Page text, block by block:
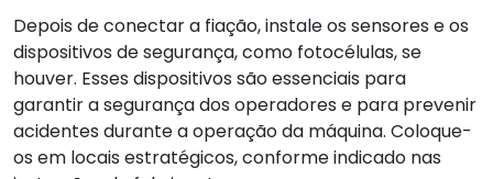
Depois de conectar a fiação, instale os sensores e os
dispositivos de segurança, como fotocélulas, se
houver. Esses dispositivos são essenciais para
garantir a segurança dos operadores e para prevenir
acidentes durante a operação da máquina. Coloque-
os em locais estratégicos, conforme indicado nas